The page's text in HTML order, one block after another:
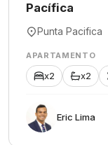
Pacífica
Punta Pacifica
APARTAMENTO
x2 x2
Eric Lima